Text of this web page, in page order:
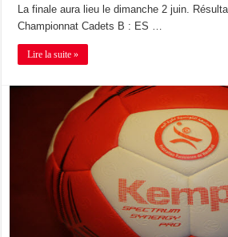
La finale aura lieu le dimanche 2 juin.
Championnat Cadets B : ES …
Lire la suite »